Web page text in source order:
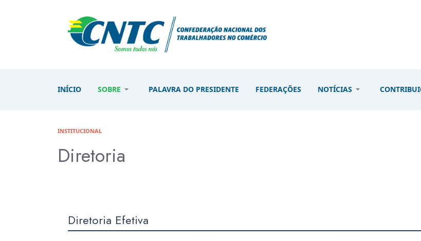
INÍCIO SOBRE PALAVRA DO PRESIDENTE FEDERAÇÕES NOTÍCIAS
INSTITUCIONAL
Diretoria
Diretoria Efetiva